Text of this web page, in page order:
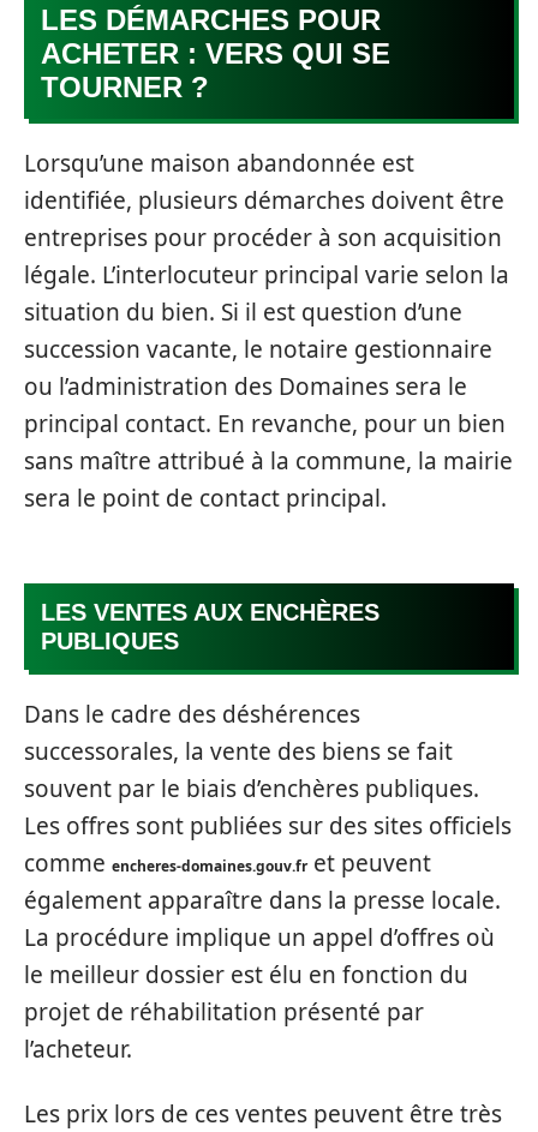
LES DÉMARCHES POUR
ACHETER : VERS QUI SE
TOURNER ?
Lorsqu’une maison abandonnée est
identifiée, plusieurs démarches doivent être
entreprises pour procéder à son acquisition
légale. L’interlocuteur principal varie selon la
situation du bien. Si il est question d’une
succession vacante, le notaire gestionnaire
ou l’administration des Domaines sera le
principal contact. En revanche, pour un bien
sans maître attribué à la commune, la mairie
sera le point de contact principal.
LES VENTES AUX ENCHÈRES
PUBLIQUES
Dans le cadre des déshérences
successorales, la vente des biens se fait
souvent par le biais d’enchères publiques.
Les offres sont publiées sur des sites officiels
comme encheres-domaines.gouv.fret peuvent
également apparaître dans la presse locale.
La procédure implique un appel d’offres où
le meilleur dossier est élu en fonction du
projet de réhabilitation présenté par
l’acheteur.
Les prix lors de ces ventes peuvent être très